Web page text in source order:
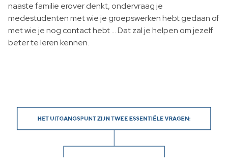
naaste familie erover denkt, ondervraag je
medestudenten met wie je groepswerken hebt gedaan of
met wie je nog contact hebt … Dat zal je helpen om jezelf
beter te leren kennen.